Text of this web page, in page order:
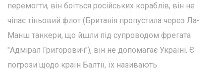
перемогти, він боїться російських кораблів, він не
чіпає тіньовий флот (Британія пропустила через Ла-
Манш танкери, що йшли під супроводом фрегата
"Адмірал Григорович"), він не допомагає Україні. Є
погрози щодо країн Балтії, їх називають